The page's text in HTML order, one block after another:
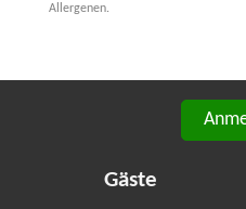
Allergenen.
Gäste